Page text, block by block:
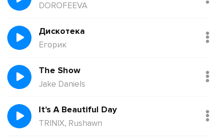
DOROFEEVA
Дискотека
Егорик
The Show
Jake Daniels
It's A Beautiful Day
TRINIX, Rushawn